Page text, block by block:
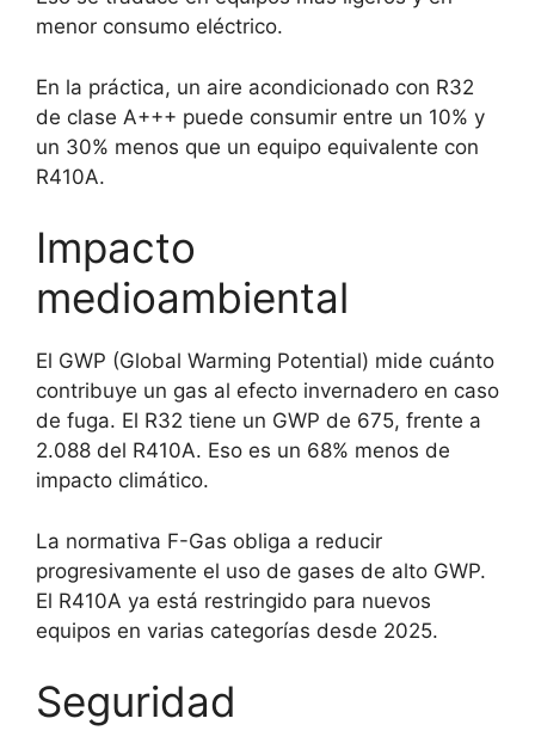
menor consumo eléctrico.
En la práctica, un aire acondicionado con R32
de clase A+++ puede consumir entre un 10% y
un 30% menos que un equipo equivalente con
R410A.
Impacto
medioambiental
El GWP (Global Warming Potential) mide cuánto
contribuye un gas al efecto invernadero en caso
de fuga. El R32 tiene un GWP de 675, frente a
2.088 del R410A. Eso es un 68% menos de
impacto climático.
La normativa F-Gas obliga a reducir
progresivamente el uso de gases de alto GWP.
El R410A ya está restringido para nuevos
equipos en varias categorías desde 2025.
Seguridad